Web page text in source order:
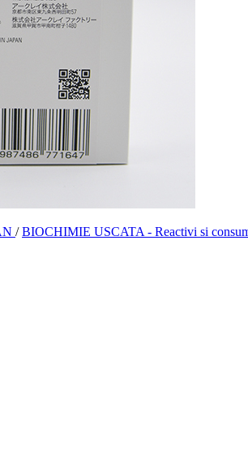
/ BIOCHIMIE USCATA - Reactivi si